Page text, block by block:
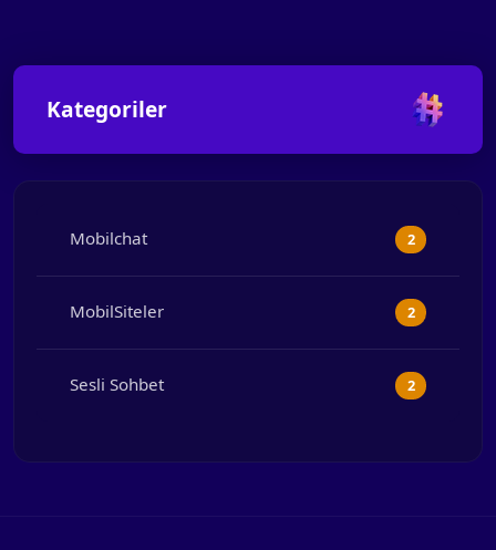
Kategoriler
Mobilchat 2
MobilSiteler 2
Sesli Sohbet 2